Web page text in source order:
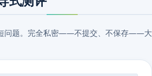
问题。完全私密——不提交、不保存——大